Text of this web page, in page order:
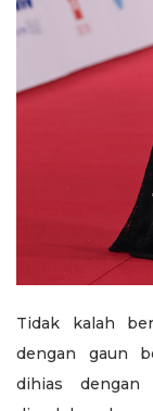
Tidak kalah
dengan gaun
dihias